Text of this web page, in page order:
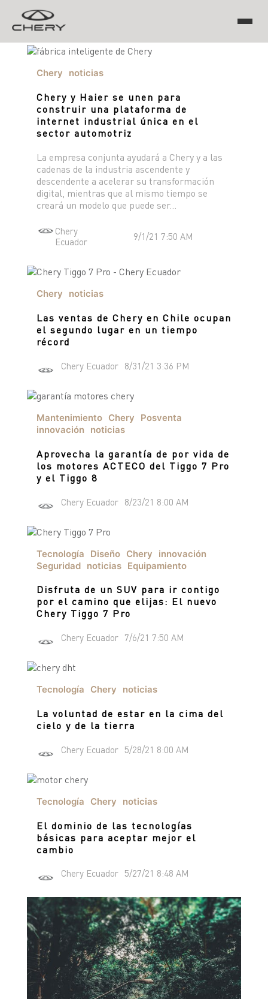
TIGGO
TIGGO 8 PRO
TIGGO 4 PRO
TIGGO 2 PRO MAX
ARRIZO
ARRIZO 5 PRO MAX
CHERY EV
TIGGO 7 PHEV "CSH"
TIGGO 8 PHEV "CSH"
HIMLA 4X2
HIMLA 4X4
NOTICIAS
BLOG
CONTACTO
CONCESIONARIOS
TEST DRIVE
SOBRE CHERY
TESTIMONIALES
CAMPAÑA DE SEGURIDAD
ASSISTANCE
Chery noticias
Chery y Haier se unen para
construir una plataforma de
internet industrial única en el
sector automotriz
La empresa conjunta ayudará a Chery y a las
cadenas de la industria ascendente y
descendente a acelerar su transformación
digital, mientras que al mismo tiempo se
creará un modelo que puede ser...
Chery
Ecuador
9/1/21 7:50 AM
Chery noticias
Las ventas de Chery en Chile ocupan
el segundo lugar en un tiempo
récord
Chery Ecuador 8/31/21 3:36 PM
Mantenimiento Chery
Posventa
innovación
noticias
Aprovecha la garantía de por vida de
los motores ACTECO del Tiggo 7 Pro
y el Tiggo 8
Chery Ecuador 8/23/21 8:00 AM
Tecnología Diseño Chery
innovación
Seguridad noticias Equipamiento
Disfruta de un SUV para ir contigo
por el camino que elijas: El nuevo
Chery Tiggo 7 Pro
Chery Ecuador 7/6/21 7:50 AM
Tecnología Chery noticias
La voluntad de estar en la cima del
cielo y de la tierra
Chery Ecuador 5/28/21 8:00 AM
Tecnología Chery noticias
El dominio de las tecnologías
básicas para aceptar mejor el
cambio
Chery Ecuador 5/27/21 8:48 AM